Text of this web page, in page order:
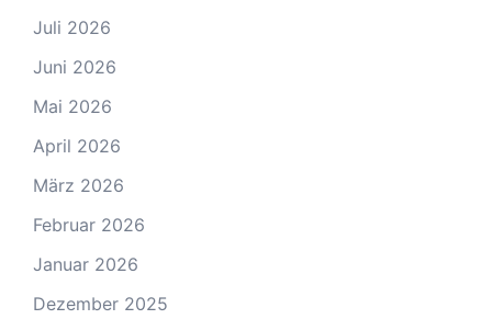
Juli 2026
Juni 2026
Mai 2026
April 2026
März 2026
Februar 2026
Januar 2026
Dezember 2025